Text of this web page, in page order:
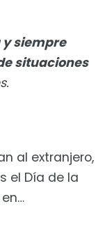
siempre
situaciones
al extranjero,
el Día de la